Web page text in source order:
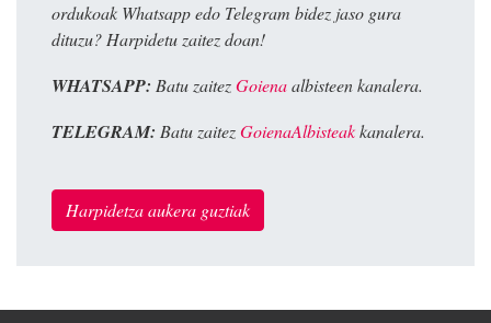
ordukoak Whatsapp edo Telegram bidez jaso gura
dituzu? Harpidetu zaitez doan!
WHATSAPP: Batu zaitezGoienaalbisteen kanalera.
TELEGRAM: Batu zaitezGoienaAlbisteakkanalera.
Harpidetza aukera guztiak